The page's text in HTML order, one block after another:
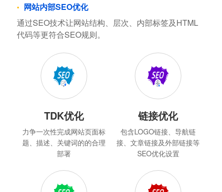
网站内部SEO优化
通过SEO技术让网站结构、层次、内部标签及HTML
代码等更符合SEO规则。
TDK优化
力争一次性完成网站页面标
题、描述、关键词的的合理
部署
链接优化
包含LOGO链接、导航链
接、文章链接及外部链接等
SEO优化设置